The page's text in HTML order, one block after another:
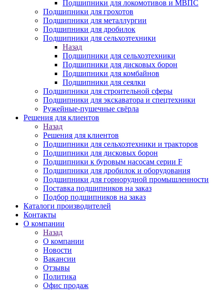
Подшипники для локомотивов и МВПС
Подшипники для грохотов
Подшипники для металлургии
Подшипники для дробилок
Подшипники для сельхозтехники
Назад
Подшипники для сельхозтехники
Подшипники для дисковых борон
Подшипники для комбайнов
Подшипники для сеялки
Подшипники для строительной сферы
Подшипники для экскаватора и спецтехники
Ружейные-пушечные свёрла
Решения для клиентов
Назад
Решения для клиентов
Подшипники для сельхозтехники и тракторов
Подшипники для дисковых борон
Подшипники к буровым насосам серии F
Подшипники для дробилок и оборудования
Подшипники для горнорудной промышленности
Поставка подшипников на заказ
Подбор подшипников на заказ
Каталоги производителей
Контакты
О компании
Назад
О компании
Новости
Вакансии
Отзывы
Политика
Офис продаж